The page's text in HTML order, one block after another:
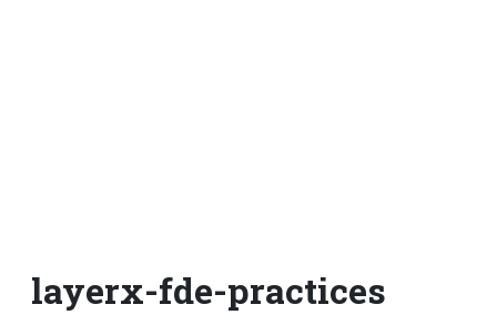
layerx-fde-practices